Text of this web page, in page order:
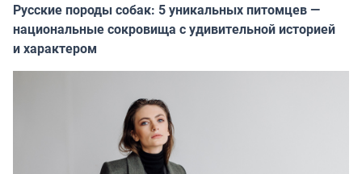
Русские породы собак: 5 уникальных питомцев —
национальные сокровища с удивительной историей
и характером